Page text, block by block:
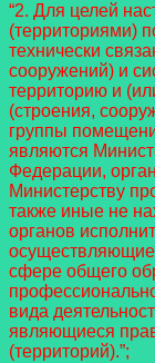
“2. Для целей
(территориями)
технически
сооружений) и
территорию и
(строения,
группы
являются
Федерации,
Министерству
также иные не
органов
осуществляющие
сфере общего
вида
являющиеся
(территорий).”;